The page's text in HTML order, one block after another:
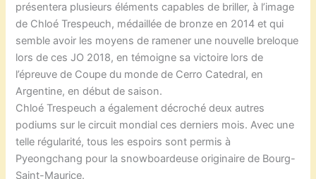
présentera plusieurs éléments capables de briller, à l’image
de Chloé Trespeuch, médaillée de bronze en 2014 et qui
semble avoir les moyens de ramener une nouvelle breloque
lors de ces JO 2018, en témoigne sa victoire lors de
l’épreuve de Coupe du monde de Cerro Catedral, en
Argentine, en début de saison.
Chloé Trespeuch a également décroché deux autres
podiums sur le circuit mondial ces derniers mois. Avec une
telle régularité, tous les espoirs sont permis à
Pyeongchang pour la snowboardeuse originaire de Bourg-
Saint-Maurice.